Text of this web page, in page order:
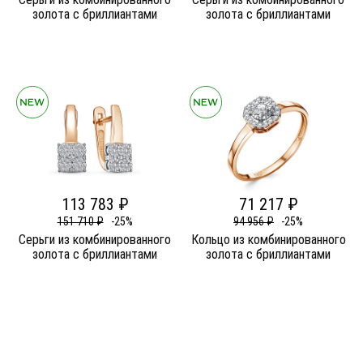
золота c бриллиантами
золота c бриллиантами
113 783 ₽
151 710 ₽ -25%
Серьги из комбинированного
золота c бриллиантами
71 217 ₽
94 956 ₽ -25%
Кольцо из комбинированного
золота c бриллиантами